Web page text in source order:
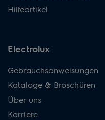
Hilfeartikel
Electrolux
Gebrauchsanweisungen
Kataloge & Broschüren
Über uns
Karriere